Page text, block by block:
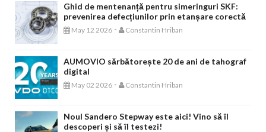
Ghid de mentenanță pentru simeringuri SKF:
prevenirea defecțiunilor prin etanșare corectă
May 12 2026 - Constantin Hriban
AUMOVIO sărbătorește 20 de ani de tahograf
digital
May 02 2026 - Constantin Hriban
Noul Sandero Stepway este aici! Vino să îl
descoperi și să îl testezi!